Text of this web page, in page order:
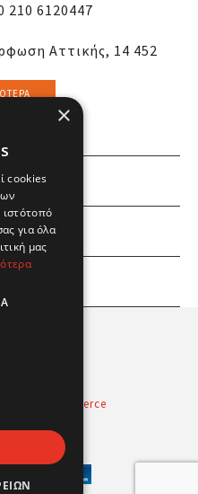
210 6120447
Αττικής, 14 452
nopCommerce
×
cookies
για όλα
μας